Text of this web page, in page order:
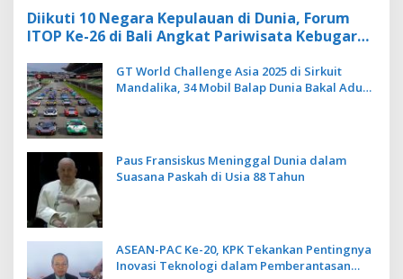
Diikuti 10 Negara Kepulauan di Dunia, Forum
ITOP Ke-26 di Bali Angkat Pariwisata Kebugaran
GT World Challenge Asia 2025 di Sirkuit
Mandalika, 34 Mobil Balap Dunia Bakal Adu
Paus Fransiskus Meninggal Dunia dalam
Suasana Paskah di Usia 88 Tahun
ASEAN-PAC Ke-20, KPK Tekankan Pentingnya
Inovasi Teknologi dalam Pemberantasan